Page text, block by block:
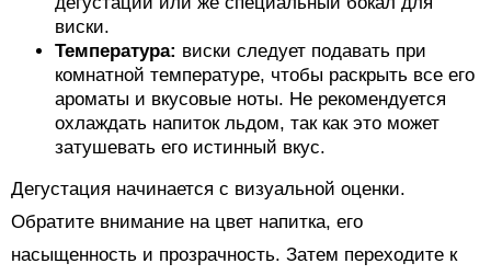
виски.
Температура: виски следует подавать при
комнатной температуре, чтобы раскрыть все его
ароматы и вкусовые ноты. Не рекомендуется
охлаждать напиток льдом, так как это может
затушевать его истинный вкус.
Дегустация начинается с визуальной оценки.
Обратите внимание на цвет напитка, его
насыщенность и прозрачность. Затем переходите к